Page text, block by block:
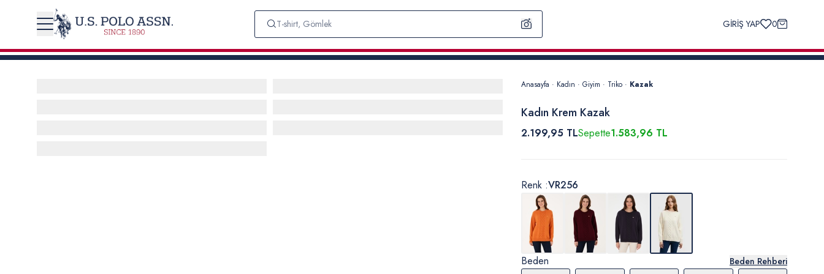
GİRİŞ YAP 0
Anasayfa · Kadın · Giyim · Triko · Kazak
Kadın Krem Kazak
2.199,95 TLSepette1.583,96 TL
Beden
Beden Rehberi
Renk :VR256